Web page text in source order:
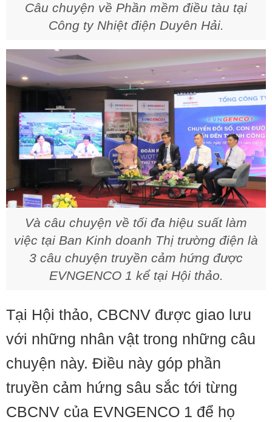
Câu chuyện về Phần mềm điều tàu tại
Công ty Nhiệt điện Duyên Hải.
Và câu chuyện về tối đa hiệu suất làm
việc tại Ban Kinh doanh Thị trường điện là
3 câu chuyện truyền cảm hứng được
EVNGENCO 1 kể tại Hội thảo.
Tại Hội thảo, CBCNV được giao lưu
với những nhân vật trong những câu
chuyện này. Điều này góp phần
truyền cảm hứng sâu sắc tới từng
CBCNV của EVNGENCO 1 để họ